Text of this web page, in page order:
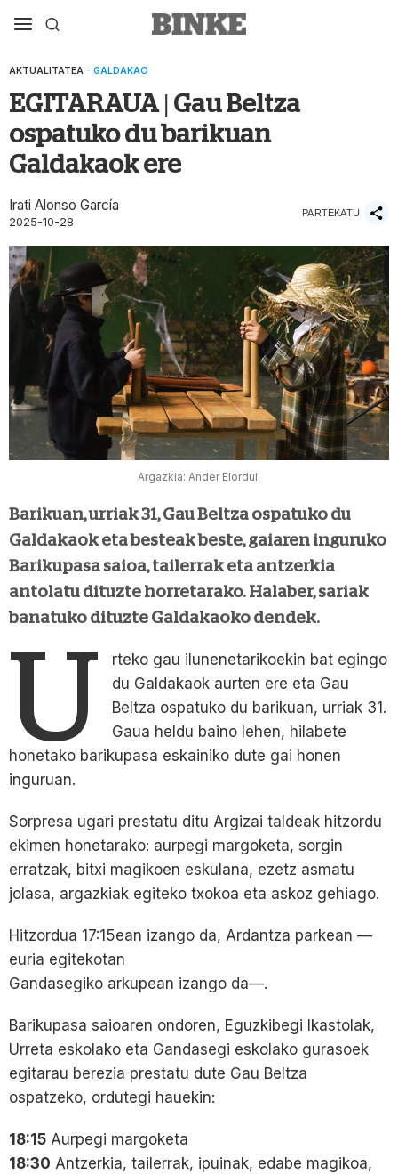
AKTUALITATEA · GALDAKAO
EGITARAUA | Gau Beltza
ospatuko du barikuan
Galdakaok ere
Irati Alonso García
2025-10-28
PARTEKATU
Argazkia: Ander Elordui.
Barikuan, urriak 31, Gau Beltza ospatuko du
Galdakaok eta besteak beste, gaiaren inguruko
Barikupasa saioa, tailerrak eta antzerkia
antolatu dituzte horretarako. Halaber, sariak
banatuko dituzte Galdakaoko dendek.
U
rteko gau ilunenetarikoekin bat egingo
du Galdakaok aurten ere eta Gau
Beltza ospatuko du barikuan, urriak 31.
Gaua heldu baino lehen, hilabete
honetako barikupasa eskainiko dute gai honen
inguruan.
Sorpresa ugari prestatu ditu Argizai taldeak hitzordu
ekimen honetarako: aurpegi margoketa, sorgin
erratzak, bitxi magikoen eskulana, ezetz asmatu
jolasa, argazkiak egiteko txokoa eta askoz gehiago.
Hitzordua 17:15ean izango da, Ardantza parkean —
euria egitekotan
Gandasegiko arkupean izango da—.
Barikupasa saioaren ondoren, Eguzkibegi Ikastolak,
Urreta eskolako eta Gandasegi eskolako gurasoek
egitarau berezia prestatu dute Gau Beltza
ospatzeko, ordutegi hauekin:
18:15 Aurpegi margoketa
18:30 Antzerkia, tailerrak, ipuinak, edabe magikoa,